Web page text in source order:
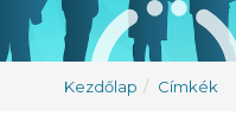
Kezdőlap Címkék